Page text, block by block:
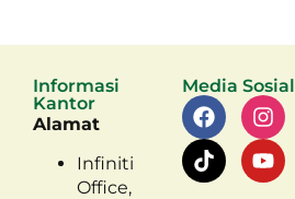
Informasi
Kantor
Alamat
Infiniti
Office,
Media Sosial